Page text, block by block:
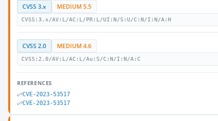
CVSS 3.x MEDIUM 5.5
CVSS:3.x/AV:L/AC:L/PR:L/UI:N/S:U/C:N/I:N/A:H
CVSS 2.0 MEDIUM 4.6
CVSS:2.0/AV:L/AC:L/Au:S/C:N/I:N/A:C
REFERENCES
CVE-2023-53517
CVE-2023-53517